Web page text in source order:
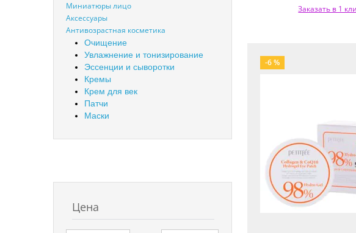
Миниатюры лицо
Аксессуары
Антивозрастная косметика
Очищение
Увлажнение и тонизирование
Эссенции и сыворотки
Кремы
Крем для век
Патчи
Маски
Цена
Заказать в 1
-6 %